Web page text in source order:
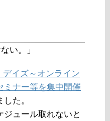
い。」
イズ～オンライン
ミナー等を集中開催
た。
ジュール取れないと